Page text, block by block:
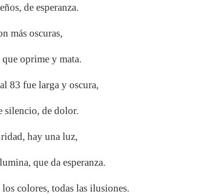
de esperanza.
más oscuras,
oprime y mata.
83 fue larga y oscura,
silencio, de dolor.
hay una luz,
que da esperanza.
colores, todas las ilusiones.